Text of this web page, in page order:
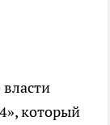
который